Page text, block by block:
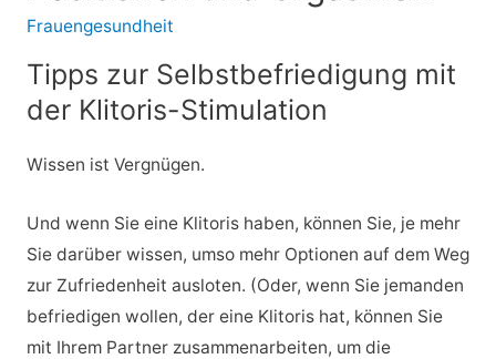
Frauengesundheit
Tipps zur Selbstbefriedigung mit
der Klitoris-Stimulation
Wissen ist Vergnügen.
Und wenn Sie eine Klitoris haben, können Sie, je mehr
Sie darüber wissen, umso mehr Optionen auf dem Weg
zur Zufriedenheit ausloten. (Oder, wenn Sie jemanden
befriedigen wollen, der eine Klitoris hat, können Sie
mit Ihrem Partner zusammenarbeiten, um die